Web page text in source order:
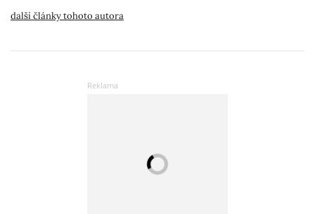
další články tohoto autora